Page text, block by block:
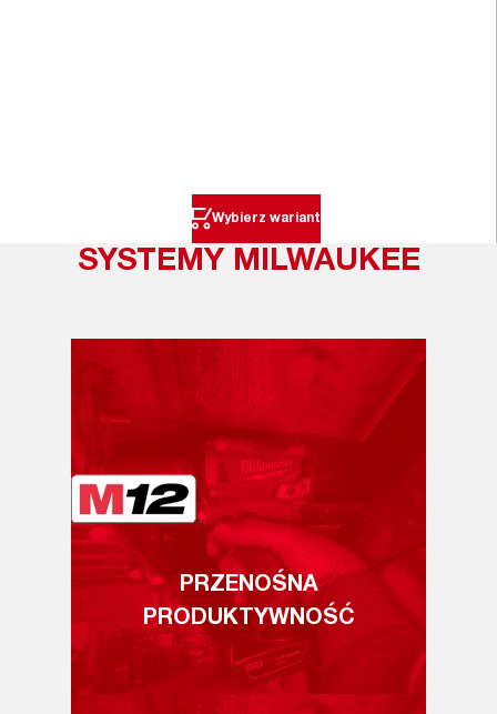
Wybierz wariant
SYSTEMY MILWAUKEE
PRZENOŚNA
PRODUKTYWNOŚĆ